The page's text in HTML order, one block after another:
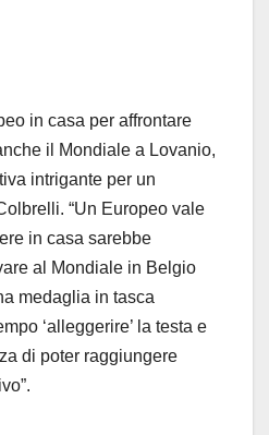
in casa per affrontare
il Mondiale a Lovanio,
intrigante per un
“Un Europeo vale
in casa sarebbe
al Mondiale in Belgio
medaglia in tasca
‘alleggerire’ la testa e
di poter raggiungere